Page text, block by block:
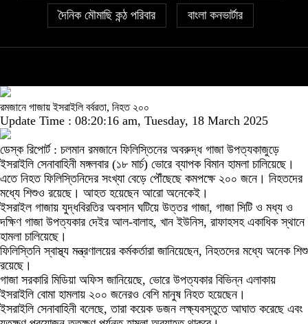
দৈনিক মৌমাছি কন্ঠ পরিবার বাংলা কনভার্টার
রমজানে গাজায় ইসরাইলি বর্বরতা, নিহত ২০০
Update Time : 08:20:16 am, Tuesday, 18 March 2025
ডেস্ক রিপোর্ট : চলমান রমজানে ফিলিস্তিনের অবরুদ্ধ গাজা উপত্যকাজুড়ে
ইসরাইলি সেনাবাহিনী মঙ্গলবার (১৮ মার্চ) ভোরে ব্যাপক বিমান হামলা চালিয়েছে।
এতে নিহত ফিলিস্তিনিদের সংখ্যা বেড়ে পৌঁছেছে কমপক্ষে ২০০ জনে। নিহতদের
মধ্যে শিশুও রয়েছে। আহত হয়েছেন আরো অনেকেই।
ইসরাইল গাজায় যুদ্ধবিরতির অবসান ঘটিয়ে উত্তর গাজা, গাজা সিটি ও মধ্য ও
দক্ষিণ গাজা উপত্যকার দেইর আল-বালাহ, খান ইউনিস, রাফাহসহ একাধিক স্থানে
হামলা চালিয়েছে।
ফিলিস্তিনি স্বাস্থ্য মন্ত্রণালয়ের কর্মকর্তারা জানিয়েছেন, নিহতদের মধ্যে অনেক শিশু
রয়েছে।
গাজা সরকারি মিডিয়া অফিস জানিয়েছে, ভোরে উপত্যকার বিভিন্ন এলাকায়
ইসরাইলি বোমা হামলায় ২০০ জনেরও বেশি মানুষ নিহত হয়েছেন।
ইসরাইলি সেনাবাহিনী বলেছে, তারা কয়েক ডজন লক্ষ্যবস্তুতে আঘাত করেছে এবং